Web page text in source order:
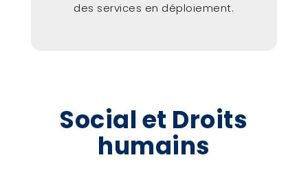
des services en déploiement.
Social et Droits
humains